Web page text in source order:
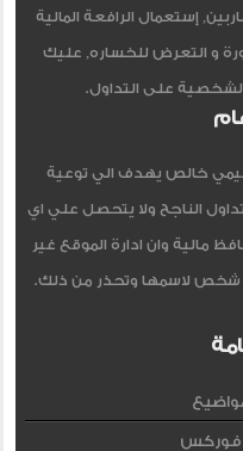
إستعمال الرافعة المالية
و التعرض للخساره, عليك
على التداول.
خالص يهدف الي توعية
الناجح ولا يتحصل علي اي
مالية وان ادارة الموقع غير
شخص لاسمها وتحذر من ذلك.
فوركس